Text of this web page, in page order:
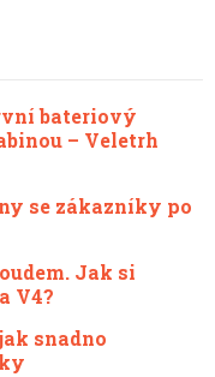
bateriový
– Veletrh
se zákazníky po
Jak si
V4?
snadno